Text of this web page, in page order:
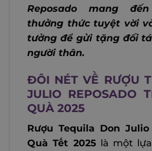
Reposado mang
thưởng thức tuyệt vời
tưởng để gửi tặng đối
người thân.
ĐÔI NÉT VỀ RƯỢU
JULIO REPOSADO
QUÀ 2025
Rượu Tequila Don Julio
Quà Tết 2025 là một